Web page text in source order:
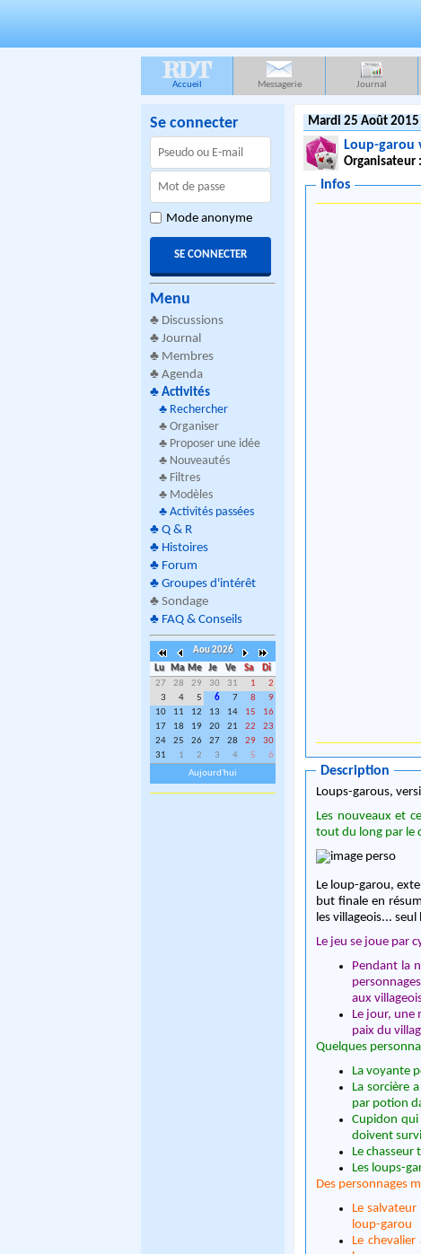
RDT
Accueil Messagerie Journal
Se connecter
Mode anonyme
Menu
♣ Discussions
♣ Journal
♣ Membres
♣ Agenda
♣ Activités
♣ Rechercher
♣ Organiser
♣ Proposer une idée
♣ Nouveautés
♣ Filtres
♣ Modèles
♣ Activités passées
♣ Q & R
♣ Histoires
♣ Forum
♣ Groupes d'intérêt
♣ Sondage
♣ FAQ & Conseils
Aou 2026
Lu
Ma Me Je Ve Sa
Di
27
28 29 30 31 1
2
3
4 5 6 7 8
9
10
11 12 13 14 15
16
17
18 19 20 21 22
23
24
25 26 27 28 29
30
31
1 2 3 4 5
6
Aujourd'hui
Mardi 25 Août 2015
Loup-garou
Organisateur :
Infos
Description
Loups-garous,
Les nouveaux et
tout du long par le
Le loup-garou,
but finale en
les villageois...
Le jeu se joue par
Pendant la
aux
Le jour, une
paix du
Quelques
La voyante
La sorcière
par potion
Cupidon
doivent
Le
Les loups-
Des personnages
Le
loup-garou
Le